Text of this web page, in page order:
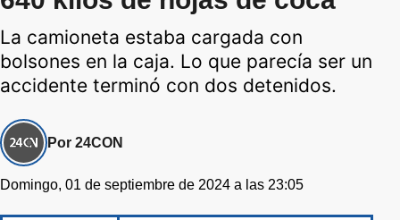
La camioneta estaba cargada con
bolsones en la caja. Lo que parecía ser un
accidente terminó con dos detenidos.
Por 24CON
Domingo, 01 de septiembre de 2024 a las 23:05